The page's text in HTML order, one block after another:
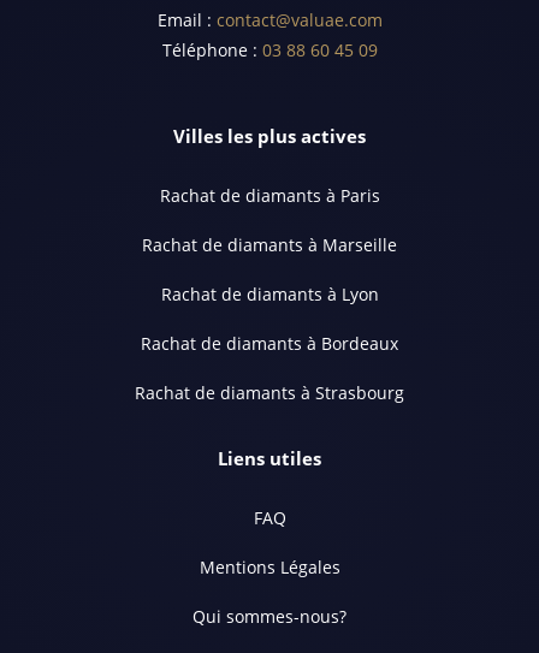
Email : contact@valuae.com
Téléphone : 03 88 60 45 09
Villes les plus actives
Rachat de diamants à Paris
Rachat de diamants à Marseille
Rachat de diamants à Lyon
Rachat de diamants à Bordeaux
Rachat de diamants à Strasbourg
Liens utiles
FAQ
Mentions Légales
Qui sommes-nous?